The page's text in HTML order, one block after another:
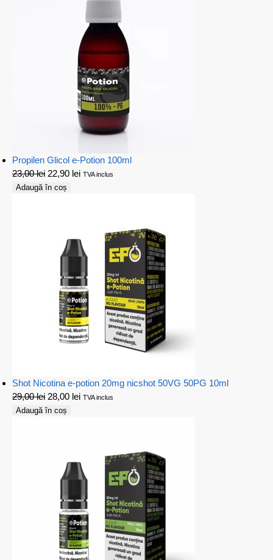
Propilen Glicol e-Potion 100ml
23,00lei 22,90 lei TVA inclus
Adaugă în coș
Shot Nicotina e-potion 20mg nicshot 50VG 50PG 10ml
29,00lei 28,00 lei TVA inclus
Adaugă în coș